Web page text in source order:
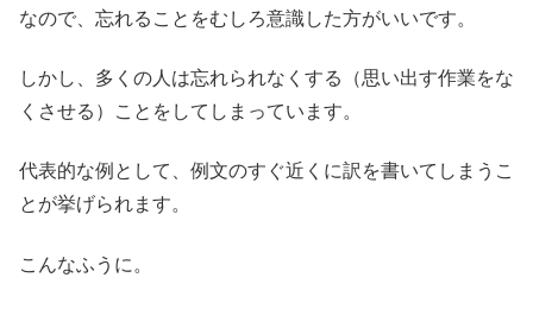
なので、忘れることをむしろ意識した方がいいです。
しかし、多くの人は忘れられなくする（思い出す作業をな
くさせる）ことをしてしまっています。
代表的な例として、例文のすぐ近くに訳を書いてしまうこ
とが挙げられます。
こんなふうに。